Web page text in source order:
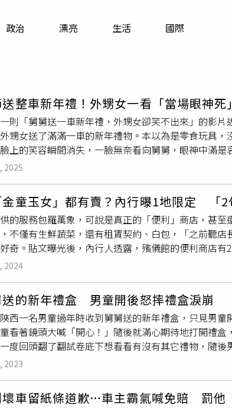
運勢
政治 漂亮 生活 國際
送整車新年禮！外甥女一看「當場眼神
則「舅舅送一車新年禮，外甥女卻笑不出來」的影
甥女送了滿滿一車的新年禮物。本以為是零食玩具
上的笑容瞬間消失，一臉無奈看向舅舅，眼神中滿
送了滿滿一車的新年禮物。本以為是零食玩具，誰
是從幼兒園考慮到博士畢業的節奏啊」、「外甥女不
「特殊禮物」的經歷，感嘆舅舅對外甥女的愛真是「
去剪頭髮，讓舅舅也感受下「別樣的關懷」。不過
，舅舅送練習冊 也是希望外甥女能合理安排時間，保
2025
金童玉女」都有賣？內行曝1地限定 「2
的服務包羅萬象，可說是真正的「便利」商店，甚
不僅有生鮮蔬菜，還有租賃契約、白包，「之前聽
奇。貼文曝光後，內行人透露，殯儀館的便利商店
」原PO在網路論壇Dcard發文，自己開始在全家上
葉菜類、菇類、番茄、筊白筍，蠻多種的。在平常會
喔！打折後比全聯還要便宜」。除此之外，該名店員
表跟紅包，後來才知道竟然還有賣租賃契約，連白包
儀館的全家還有賣金紙跟金童玉女，讓她聽了忍不住
而且他們不能說歡迎光臨，也不能説謝謝再度光臨
男女、紙紮品、靈牌位、金條元寶）蠻多可以選擇
商圈，開在學校的就會有
2024
送的新年禮盒 男童開後怒摔禮盒淚崩
西一名男童過年時收到舅舅送的新年禮盒，只見男
看著鏡頭大喊「開心！」隨後就滿心期待地打開禮盒
度回頭翻了翻試卷底下想看看有沒有其它禮物，隨
全都笑瘋，但網友們卻表示不能理解：「這種玩笑真
2023
壞車留紙條道歉…車主霸氣喊免賠 罰他